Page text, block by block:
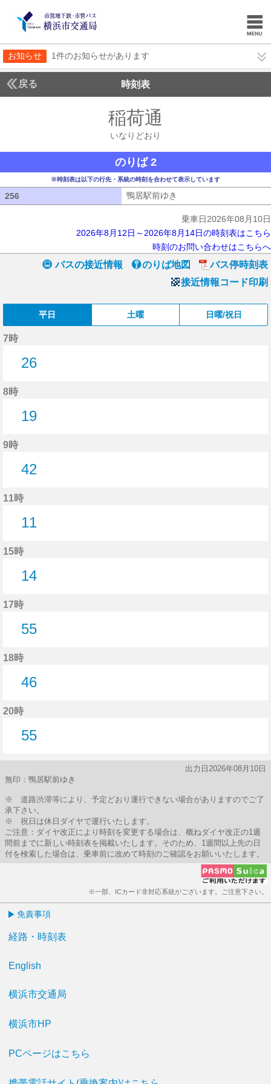
お知らせ 1件のお知らせがあります
戻る 時刻表
稲荷通
いなりどおり
のりば 2
※時刻表は以下の行先・系統の時刻を合わせて表示しています
256 鴨居駅前ゆき
乗車日2026年08月10日
2026年8月12日～2026年8月14日の時刻表はこちら
時刻のお問い合わせはこちらへ
バスの接近情報 のりば地図
バス停時刻表
接近情報コード印刷
平日 土曜 日曜/祝日
7時
26
8時
19
9時
42
11時
11
15時
14
17時
55
18時
46
20時
55
出力日2026年08月10日
無印：鴨居駅前ゆき
※ 道路渋滞等により、予定どおり運行できない場合がありますのでご了
承下さい。
※ 祝日は休日ダイヤで運行いたします。
ご注意：ダイヤ改正により時刻を変更する場合は、概ねダイヤ改正の1週
間前までに新しい時刻表を掲載いたします。そのため、1週間以上先の日
付を検索した場合は、乗車前に改めて時刻のご確認をお願いいたします。
※一部、ICカード非対応系統がございます。ご注意下さい。
免責事項
経路・時刻表
English
横浜市交通局
横浜市HP
PCページはこちら